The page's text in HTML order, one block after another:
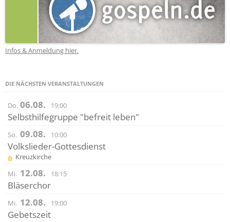
Infos & Anmeldung hier.
DIE NÄCHSTEN VERANSTALTUNGEN
Do. 06.08. 19:00
Selbsthilfegruppe "befreit leben"
So. 09.08. 10:00
Volkslieder-Gottesdienst
Kreuzkirche
Mi. 12.08. 18:15
Bläserchor
Mi. 12.08. 19:00
Gebetszeit